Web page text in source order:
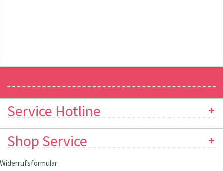
Service Hotline
Shop Service
Widerrufsformular